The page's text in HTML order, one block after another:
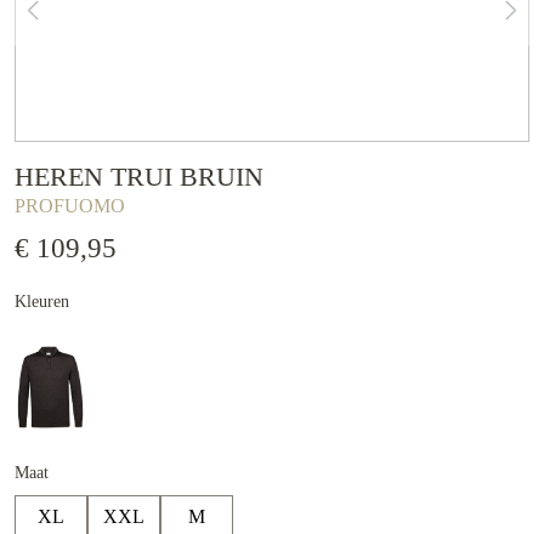
HEREN TRUI BRUIN
PROFUOMO
€ 109,95
Kleuren
Maat
XL XXL M